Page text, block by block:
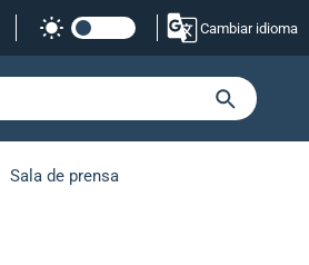
Cambiar idioma
Sala de prensa